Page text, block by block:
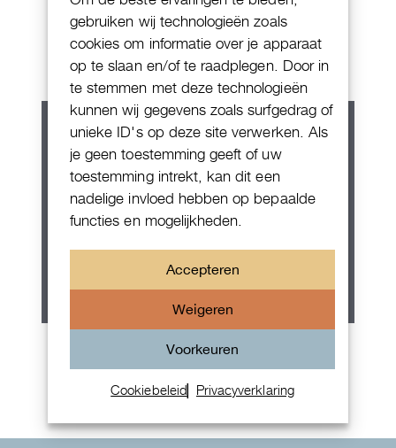
gebruiken wij technologieën zoals
cookies om informatie over je apparaat
op te slaan en/of te raadplegen. Door in
te stemmen met deze technologieën
kunnen wij gegevens zoals surfgedrag of
unieke ID's op deze site verwerken. Als
je geen toestemming geeft of uw
toestemming intrekt, kan dit een
nadelige invloed hebben op bepaalde
functies en mogelijkheden.
Accepteren
Weigeren
Voorkeuren
Cookiebeleid Privacyverklaring
Patek Philippe Annual Calendar
Chornograaf
Rolex Oyster Perpetual 36